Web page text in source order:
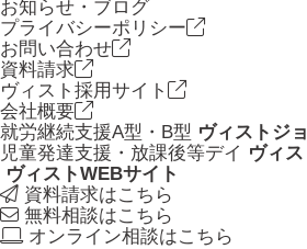
お知らせ・ブログ
プライバシーポリシー
お問い合わせ
資料請求
ヴィスト採用サイト
会社概要
就労継続支援A型・B型 ヴィストジ
児童発達支援・放課後等デイ ヴィ
ヴィストWEBサイト
資料請求はこちら
無料相談はこちら
オンライン相談はこちら